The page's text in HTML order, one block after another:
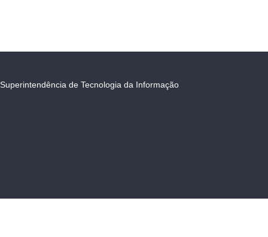
Superintendência de Tecnologia da Informação